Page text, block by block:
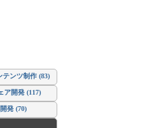
テンツ制作 (83)
ア開発 (117)
発 (70)